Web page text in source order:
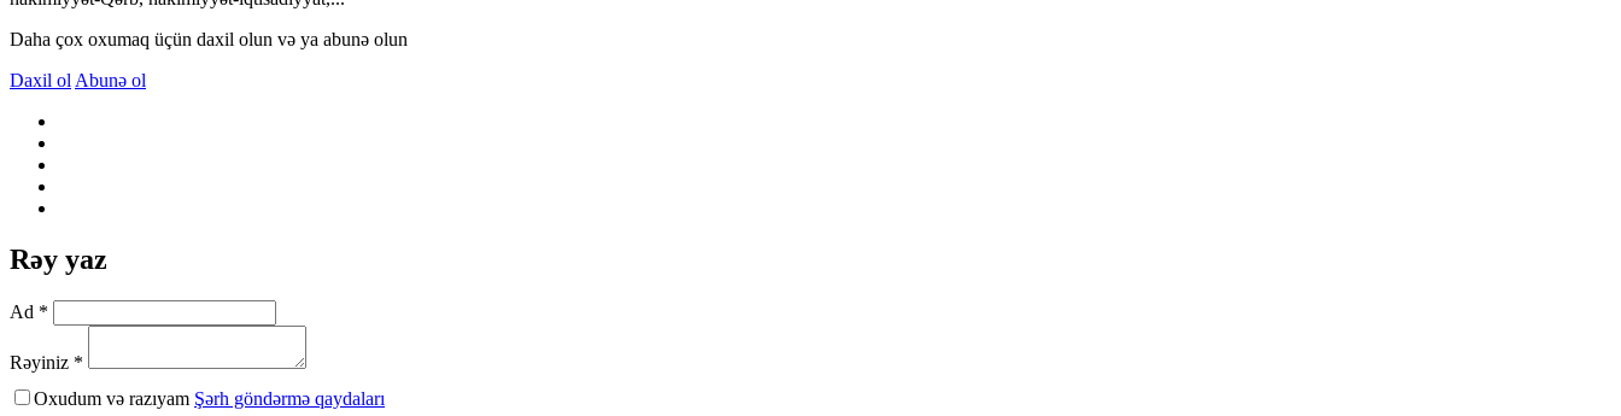
Daha çox oxumaq üçün daxil olun və ya abunə olun
Daxil ol Abunə ol
Rəy yaz
Ad *
Rəyiniz *
Oxudum və razıyam Şərh göndərmə qaydaları